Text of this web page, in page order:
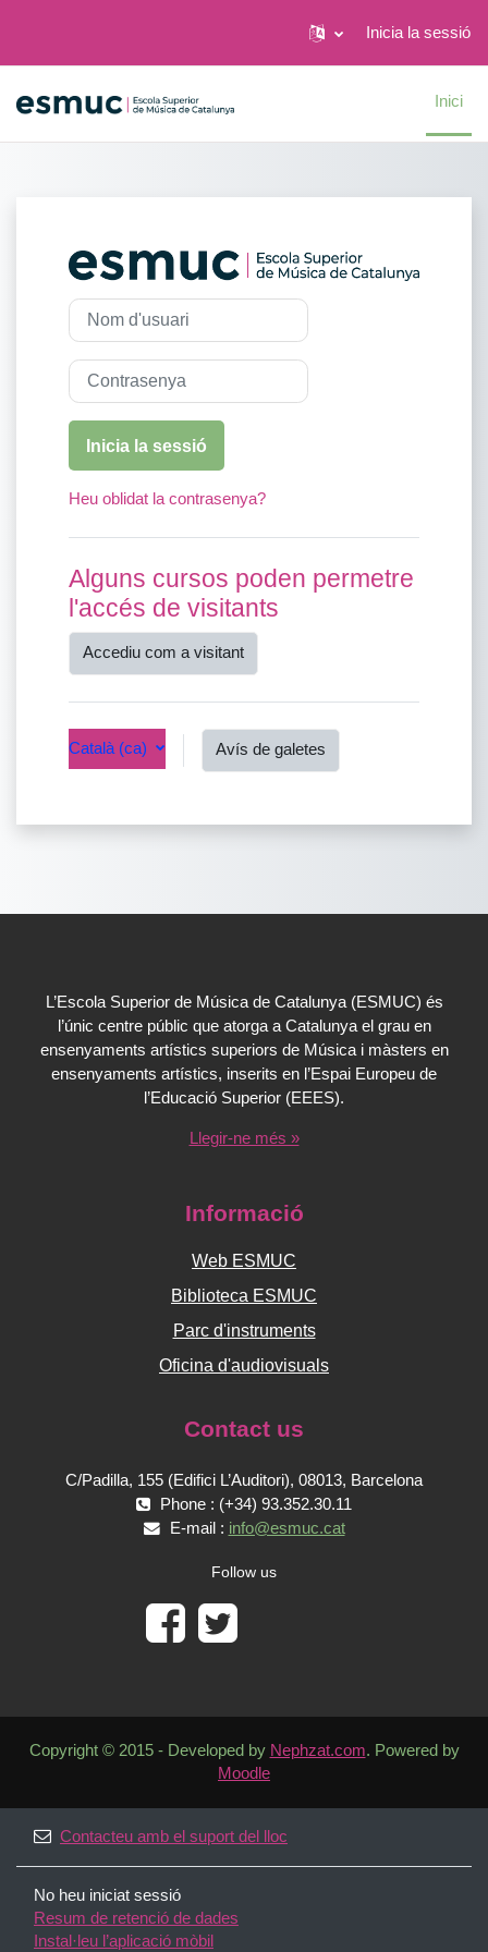
Inicia la sessió
Inici
Inicia la sessió
Nom d'usuari
Contrasenya
Inicia la sessió
Heu oblidat la contrasenya?
Alguns cursos poden permetre
l'accés de visitants
Accediu com a visitant
Català ‎(ca)‎ Avís de galetes
L’Escola Superior de Música de Catalunya (ESMUC) és
l’únic centre públic que atorga a Catalunya el grau en
ensenyaments artístics superiors de Música i màsters en
ensenyaments artístics, inserits en l’Espai Europeu de
l’Educació Superior (EEES).
Llegir-ne més »
Informació
Web ESMUC
Biblioteca ESMUC
Parc d'instruments
Oficina d'audiovisuals
Contact us
C/Padilla, 155 (Edifici L’Auditori), 08013, Barcelona
Phone : (+34) 93.352.30.11
E-mail : info@esmuc.cat
Follow us
Copyright © 2015 - Developed by Nephzat.com. Powered by
Moodle
Contacteu amb el suport del lloc
No heu iniciat sessió
Resum de retenció de dades
Instal·leu l’aplicació mòbil